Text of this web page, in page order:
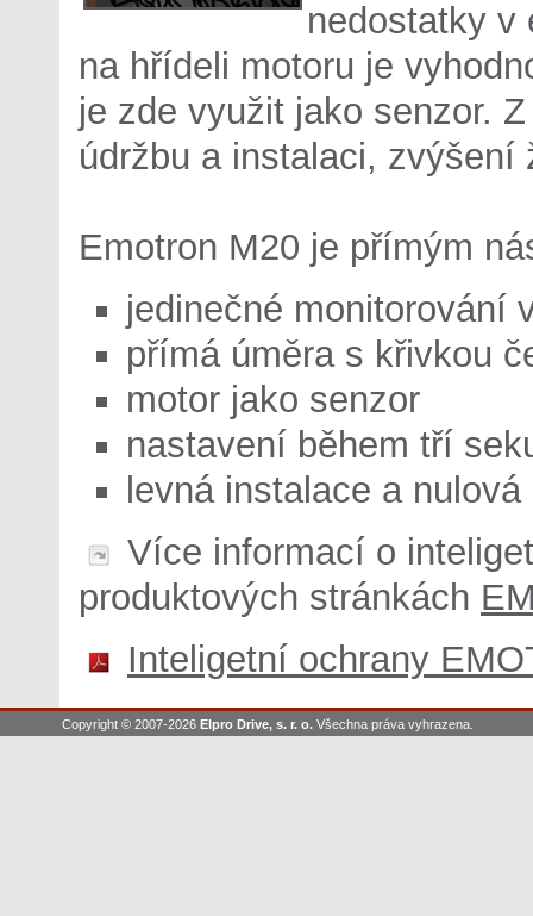
nedostatky v
na hřídeli motoru je
je zde využit jako senzor.
údržbu a instalaci,
Emotron M20 je přímým
jedinečné monitorování
přímá úměra s křivkou
motor jako senzor
nastavení během tří
levná instalace a nulová
Více informací o
produktových stránkách
Inteligetní ochrany
Copyright © 2007-2026 Elpro Drive, s. r. o. Všechna práva vyhrazena.